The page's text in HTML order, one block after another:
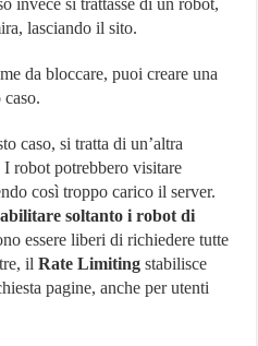
lasciando il sito.
da bloccare, puoi creare una
caso, si tratta di un’altra
robot potrebbero visitare
così troppo carico il server.
abilitare soltanto i robot di
essere liberi di richiedere tutte
ilRate Limiting stabilisce
pagine, anche per utenti